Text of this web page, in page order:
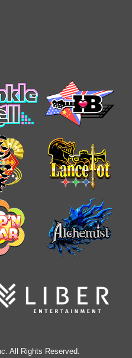
All Rights Reserved.